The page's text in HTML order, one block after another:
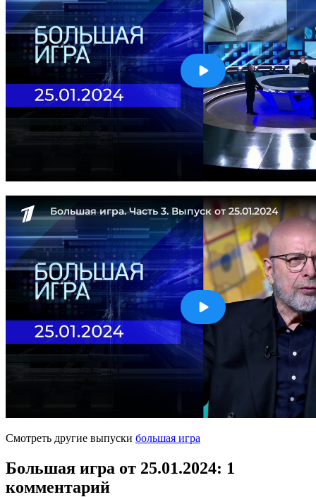
Смотреть другие выпуски большая игра
Большая игра от 25.01.2024: 1
комментарий